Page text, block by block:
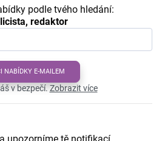
podle tvého hledání:
redaktor
NABÍDKY E-MAILEM
v bezpečí.Zobrazit více
upozorníme tě notifikací